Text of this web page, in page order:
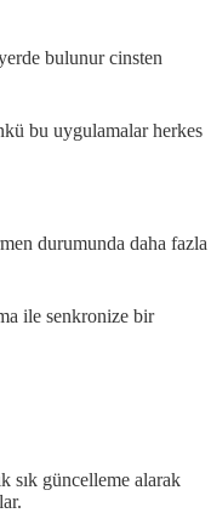
bulunur cinsten
bu uygulamalar herkes
durumunda daha fazla
ile senkronize bir
sık güncelleme alarak